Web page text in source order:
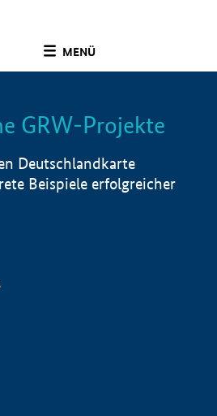
MENÜ
Info
GRW-Projekte
Deutschlandkarte
Beispiele erfolgreicher